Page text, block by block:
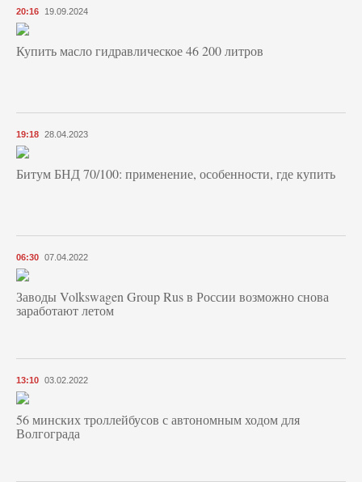
20:16 19.09.2024
Купить масло гидравлическое 46 200 литров
19:18 28.04.2023
Битум БНД 70/100: применение, особенности, где купить
06:30 07.04.2022
Заводы Volkswagen Group Rus в России возможно снова
заработают летом
13:10 03.02.2022
56 минских троллейбусов с автономным ходом для
Волгограда